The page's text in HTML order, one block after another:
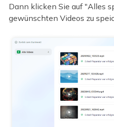
Dann klicken Sie auf "Alles
gewünschten Videos zu